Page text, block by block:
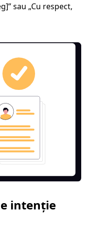
sau „Cu respect,
intenție